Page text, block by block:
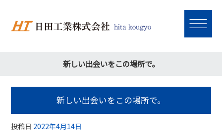
新しい出会いをこの場所で。
新しい出会いをこの場所で。
投稿日 2022年4月14日